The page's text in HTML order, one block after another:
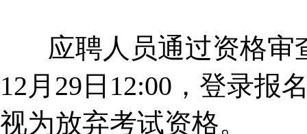
应聘人员通过资格审查
12月29日12:00，登录报
视为放弃考试资格。